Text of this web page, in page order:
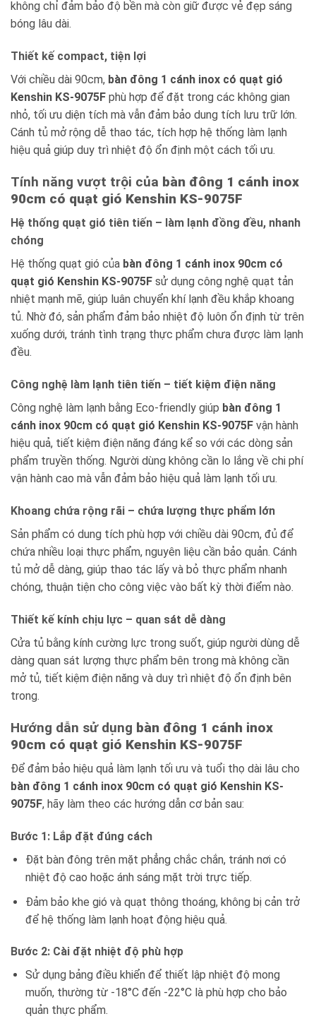
không chỉ đảm bảo độ bền mà còn giữ được vẻ đẹp sáng
bóng lâu dài.
Thiết kế compact, tiện lợi
Với chiều dài 90cm, bàn đông 1 cánh inox có quạt gió
Kenshin KS-9075F phù hợp để đặt trong các không gian
nhỏ, tối ưu diện tích mà vẫn đảm bảo dung tích lưu trữ lớn.
Cánh tủ mở rộng dễ thao tác, tích hợp hệ thống làm lạnh
hiệu quả giúp duy trì nhiệt độ ổn định một cách tối ưu.
Tính năng vượt trội của bàn đông 1 cánh inox
90cm có quạt gió Kenshin KS-9075F
Hệ thống quạt gió tiên tiến – làm lạnh đồng đều, nhanh
chóng
Hệ thống quạt gió của bàn đông 1 cánh inox 90cm có
quạt gió Kenshin KS-9075F sử dụng công nghệ quạt tản
nhiệt mạnh mẽ, giúp luân chuyển khí lạnh đều khắp khoang
tủ. Nhờ đó, sản phẩm đảm bảo nhiệt độ luôn ổn định từ trên
xuống dưới, tránh tình trạng thực phẩm chưa được làm lạnh
đều.
Công nghệ làm lạnh tiên tiến – tiết kiệm điện năng
Công nghệ làm lạnh bằng Eco-friendly giúp bàn đông 1
cánh inox 90cm có quạt gió Kenshin KS-9075F vận hành
hiệu quả, tiết kiệm điện năng đáng kể so với các dòng sản
phẩm truyền thống. Người dùng không cần lo lắng về chi phí
vận hành cao mà vẫn đảm bảo hiệu quả làm lạnh tối ưu.
Khoang chứa rộng rãi – chứa lượng thực phẩm lớn
Sản phẩm có dung tích phù hợp với chiều dài 90cm, đủ để
chứa nhiều loại thực phẩm, nguyên liệu cần bảo quản. Cánh
tủ mở dễ dàng, giúp thao tác lấy và bỏ thực phẩm nhanh
chóng, thuận tiện cho công việc vào bất kỳ thời điểm nào.
Thiết kế kính chịu lực – quan sát dễ dàng
Cửa tủ bằng kính cường lực trong suốt, giúp người dùng dễ
dàng quan sát lượng thực phẩm bên trong mà không cần
mở tủ, tiết kiệm điện năng và duy trì nhiệt độ ổn định bên
trong.
Hướng dẫn sử dụng bàn đông 1 cánh inox
90cm có quạt gió Kenshin KS-9075F
Để đảm bảo hiệu quả làm lạnh tối ưu và tuổi thọ dài lâu cho
bàn đông 1 cánh inox 90cm có quạt gió Kenshin KS-
9075F, hãy làm theo các hướng dẫn cơ bản sau:
Bước 1: Lắp đặt đúng cách
Đặt bàn đông trên mặt phẳng chắc chắn, tránh nơi có
nhiệt độ cao hoặc ánh sáng mặt trời trực tiếp.
Đảm bảo khe gió và quạt thông thoáng, không bị cản trở
để hệ thống làm lạnh hoạt động hiệu quả.
Bước 2: Cài đặt nhiệt độ phù hợp
Sử dụng bảng điều khiển để thiết lập nhiệt độ mong
muốn, thường từ -18°C đến -22°C là phù hợp cho bảo
quản thực phẩm.